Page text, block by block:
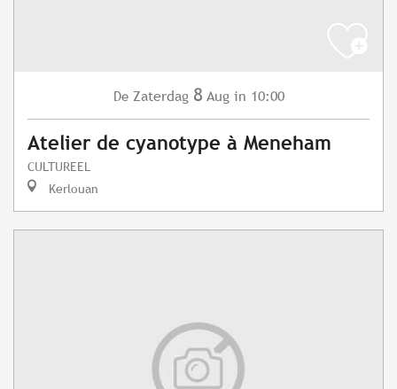
De Zaterdag 8 Aug in 10:00
Atelier de cyanotype à Meneham
CULTUREEL
Kerlouan